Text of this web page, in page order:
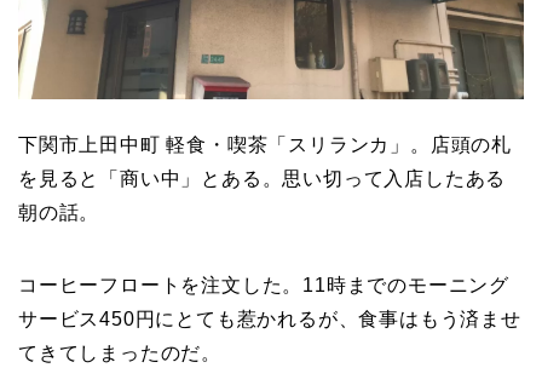
下関市上田中町 軽食・喫茶「スリランカ」。店頭の札
を見ると「商い中」とある。思い切って入店したある
朝の話。
コーヒーフロートを注文した。11時までのモーニング
サービス450円にとても惹かれるが、食事はもう済ませ
てきてしまったのだ。